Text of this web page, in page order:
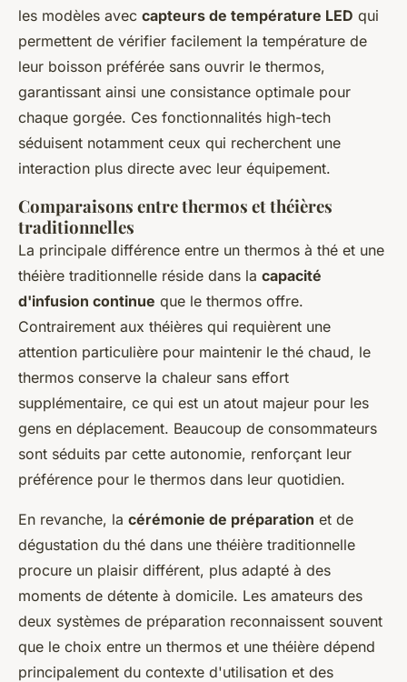
les modèles avec capteurs de température LED qui
permettent de vérifier facilement la température de
leur boisson préférée sans ouvrir le thermos,
garantissant ainsi une consistance optimale pour
chaque gorgée. Ces fonctionnalités high-tech
séduisent notamment ceux qui recherchent une
interaction plus directe avec leur équipement.
Comparaisons entre thermos et théières
traditionnelles
La principale différence entre un thermos à thé et une
théière traditionnelle réside dans la capacité
d'infusion continue que le thermos offre.
Contrairement aux théières qui requièrent une
attention particulière pour maintenir le thé chaud, le
thermos conserve la chaleur sans effort
supplémentaire, ce qui est un atout majeur pour les
gens en déplacement. Beaucoup de consommateurs
sont séduits par cette autonomie, renforçant leur
préférence pour le thermos dans leur quotidien.
En revanche, la cérémonie de préparation et de
dégustation du thé dans une théière traditionnelle
procure un plaisir différent, plus adapté à des
moments de détente à domicile. Les amateurs des
deux systèmes de préparation reconnaissent souvent
que le choix entre un thermos et une théière dépend
principalement du contexte d'utilisation et des